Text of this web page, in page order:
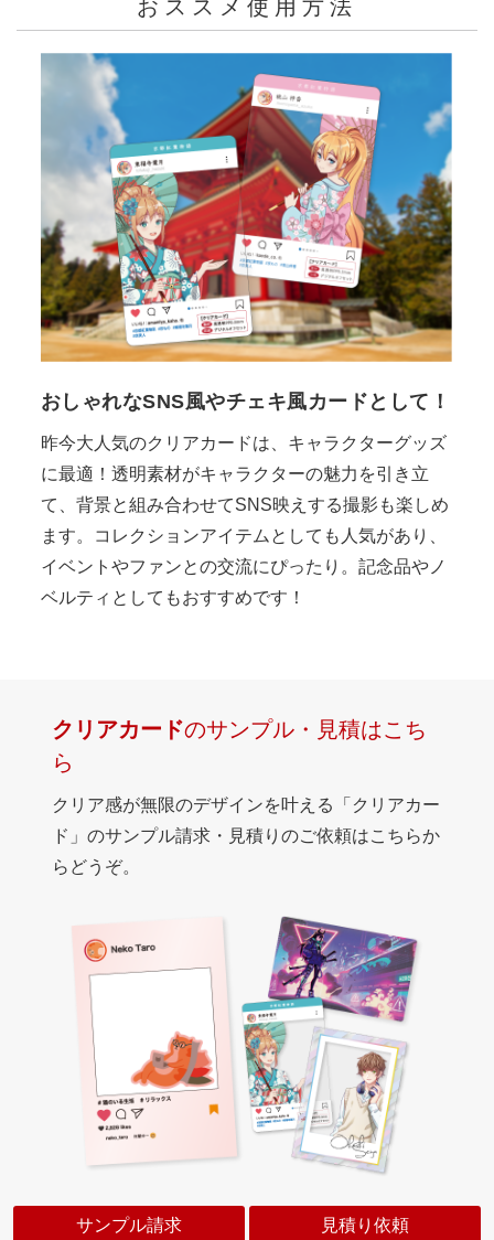
おススメ使用方法
おしゃれなSNS風やチェキ風カードとして！
昨今大人気のクリアカードは、キャラクターグッズ
に最適！透明素材がキャラクターの魅力を引き立
て、背景と組み合わせてSNS映えする撮影も楽しめ
ます。コレクションアイテムとしても人気があり、
イベントやファンとの交流にぴったり。記念品やノ
ベルティとしてもおすすめです！
クリアカードのサンプル・見積はこち
ら
クリア感が無限のデザインを叶える「クリアカー
ド」のサンプル請求・見積りのご依頼はこちらか
らどうぞ。
サンプル請求 見積り依頼